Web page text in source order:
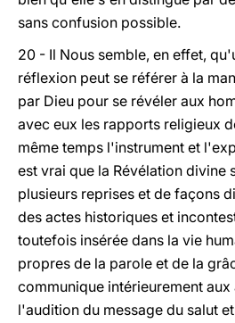
sans confusion possible.
20 - Il Nous semble, en effet,
réflexion peut se référer à la
par Dieu pour se révéler aux
avec eux les rapports religieux
même temps l'instrument et
est vrai que la Révélation divine
plusieurs reprises et de façons
des actes historiques et
toutefois insérée dans la vie
propres de la parole et de la
communique intérieurement
l'audition du message du salut